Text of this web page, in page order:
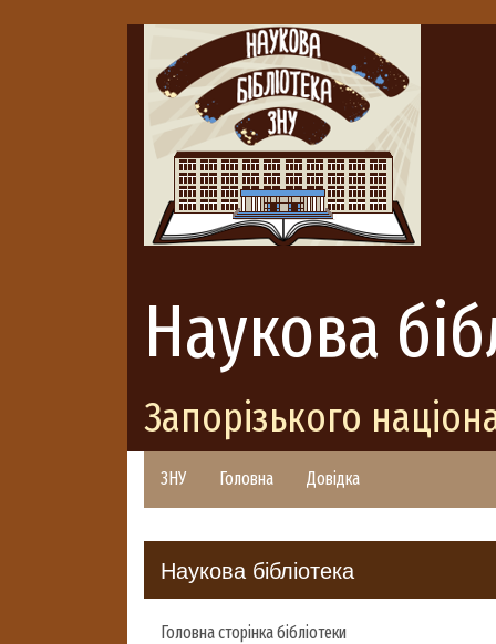
Наукова
Запорізького
ЗНУ Головна Довідка
Наукова бібліотека
Головна сторінка бібліотеки